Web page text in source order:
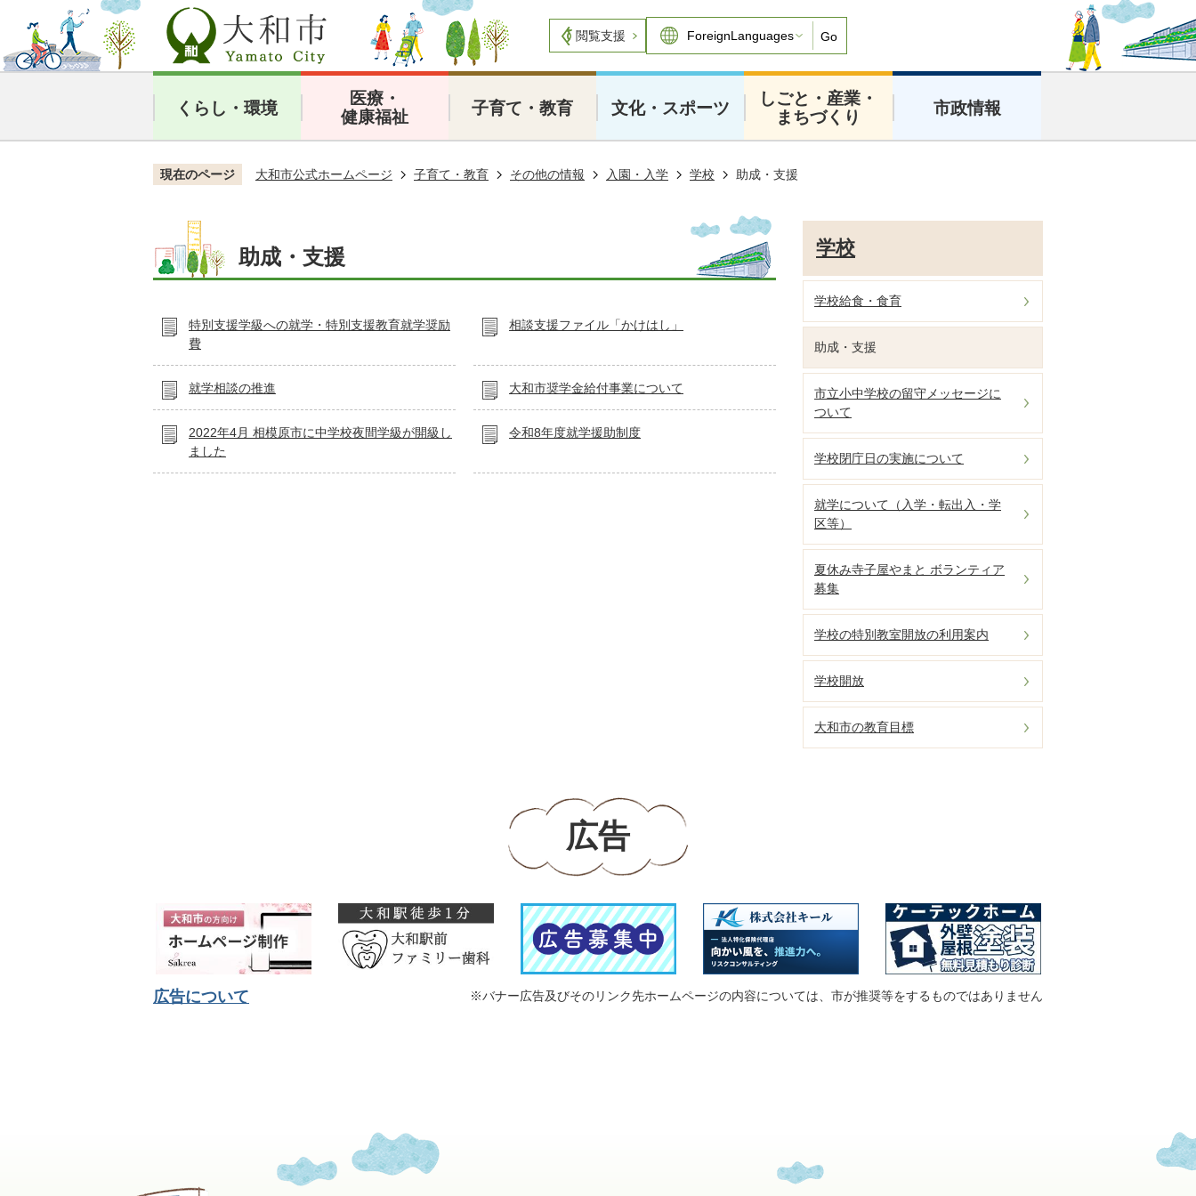
閲覧支援 Go
くらし・環境
医療・
健康福祉
子育て・教育 文化・スポーツ
しごと・産業・
まちづくり
市政情報
現在のページ 大和市公式ホームページ 子育て・教育 その他の情報 入園・入学 学校 助成・支援
助成・支援
特別支援学級への就学・特別支援教育就学奨励
費
相談支援ファイル「かけはし」
就学相談の推進 大和市奨学金給付事業について
2022年4月 相模原市に中学校夜間学級が開級し
ました
令和8年度就学援助制度
学校
学校給食・食育
助成・支援
市立小中学校の留守メッセージに
ついて
学校閉庁日の実施について
就学について（入学・転出入・学
区等）
夏休み寺子屋やまと ボランティア
募集
学校の特別教室開放の利用案内
学校開放
大和市の教育目標
広告
広告について ※バナー広告及びそのリンク先ホームページの内容については、市が推奨等をするものではありません